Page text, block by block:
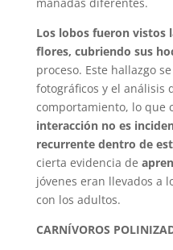
Los lobos fueron vistos
flores, cubriendo sus
proceso. Este hallazgo
fotográficos y el análisis
comportamiento, lo que
interacción no es
recurrente dentro de
cierta evidencia de
jóvenes eran llevados a
con los adultos.
CARNÍVOROS